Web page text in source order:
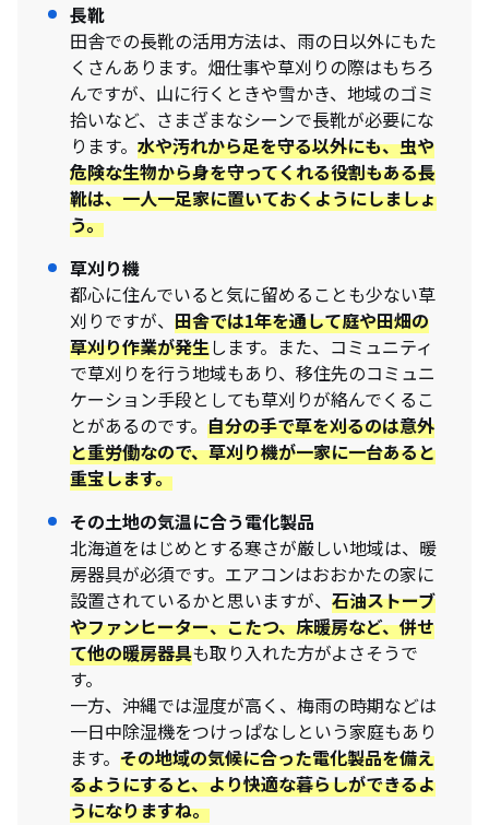
長靴
田舎での長靴の活用方法は、雨の日以外にもた
くさんあります。畑仕事や草刈りの際はもちろ
んですが、山に行くときや雪かき、地域のゴミ
拾いなど、さまざまなシーンで長靴が必要にな
ります。 水や汚れから足を守る以外にも、虫や
危険な生物から身を守ってくれる役割もある長
靴は、一人一足家に置いておくようにしましょ
う。
草刈り機
都心に住んでいると気に留めることも少ない草
刈りですが、 田舎では1年を通して庭や田畑の
草刈り作業が発生します。また、コミュニティ
で草刈りを行う地域もあり、移住先のコミュニ
ケーション手段としても草刈りが絡んでくるこ
とがあるのです。 自分の手で草を刈るのは意外
と重労働なので、草刈り機が一家に一台あると
重宝します。
その土地の気温に合う電化製品
北海道をはじめとする寒さが厳しい地域は、暖
房器具が必須です。エアコンはおおかたの家に
設置されているかと思いますが、 石油ストーブ
やファンヒーター、こたつ、床暖房など、併せ
て他の暖房器具も取り入れた方がよさそうで
す。
一方、沖縄では湿度が高く、梅雨の時期などは
一日中除湿機をつけっぱなしという家庭もあり
ます。 その地域の気候に合った電化製品を備え
るようにすると、より快適な暮らしができるよ
うになりますね。